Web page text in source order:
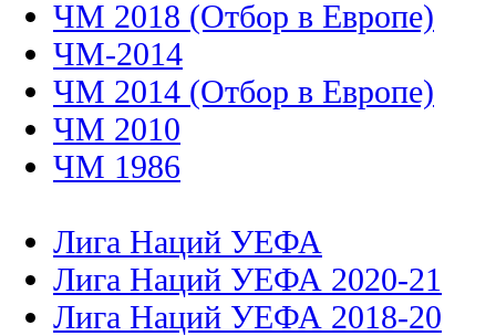
ЧМ 2018 (Отбор в Европе)
ЧМ-2014
ЧМ 2014 (Отбор в Европе)
ЧМ 2010
ЧМ 1986
Лига Наций УЕФА
Лига Наций УЕФА 2020-21
Лига Наций УЕФА 2018-20